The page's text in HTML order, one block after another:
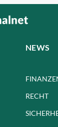
NEWS
RECHT